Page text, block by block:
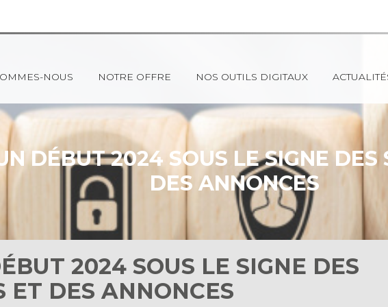
NOUS NOTRE OFFRE NOS OUTILS DIGITAUX
DÉBUT 2024 SOUS LE SIGNE DES
DES ANNONCES
2024 SOUS LE SIGNE DES
ET DES ANNONCES